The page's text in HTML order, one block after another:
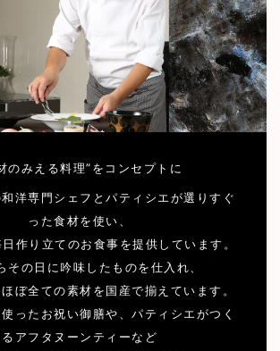
のみえる料理”をコンセプトに
洋専門シェフとパティシエが選りすぐ
った食材を使い、
作り立てのお食事を提供しています。
その日に吟味したものを仕入れ、
ぼ全ての素材を国産で揃えています。
ったお祝い御膳や、パティシエがつく
るアフタヌーンティーなど